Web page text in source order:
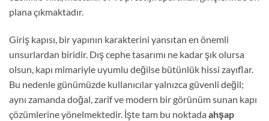
plana çıkmaktadır.
Giriş kapısı, bir yapının karakterini yansıtan en önemli
unsurlardan biridir. Dış cephe tasarımı ne kadar şık olursa
olsun, kapı mimariyle uyumlu değilse bütünlük hissi zayıflar.
Bu nedenle günümüzde kullanıcılar yalnızca güvenli değil;
aynı zamanda doğal, zarif ve modern bir görünüm sunan kapı
çözümlerine yönelmektedir. İşte tam bu noktada ahşap